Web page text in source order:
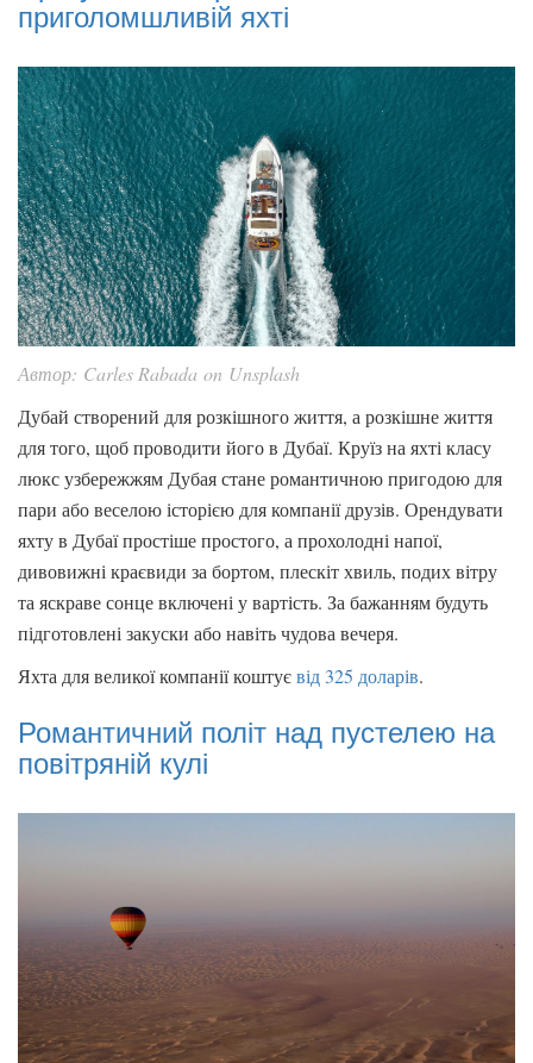
приголомшливій яхті
Автор: Carles Rabada on Unsplash
Дубай створений для розкішного життя, а розкішне життя
для того, щоб проводити його в Дубаї. Круїз на яхті класу
люкс узбережжям Дубая стане романтичною пригодою для
пари або веселою історією для компанії друзів. Орендувати
яхту в Дубаї простіше простого, а прохолодні напої,
дивовижні краєвиди за бортом, плескіт хвиль, подих вітру
та яскраве сонце включені у вартість. За бажанням будуть
підготовлені закуски або навіть чудова вечеря.
Яхта для великої компанії коштуєвід 325 доларів.
Романтичний політ над пустелею на
повітряній кулі